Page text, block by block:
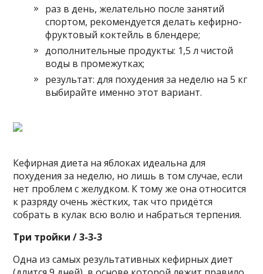
раз в день, желательно после занятий
спортом, рекомендуется делать кефирно-
фруктовый коктейль в блендере;
дополнительные продукты: 1,5 л чистой
воды в промежутках;
результат: для похудения за неделю на 5 кг
выбирайте именно этот вариант.
Кефирная диета на яблоках идеальна для
похудения за неделю, но лишь в том случае, если
нет проблем с желудком. К тому же она относится
к разряду очень жёстких, так что придётся
собрать в кулак всю волю и набраться терпения.
Три тройки / 3-3-3
Одна из самых результативных кефирных диет